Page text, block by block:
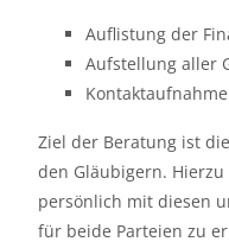
Auflistung der
Aufstellung aller
Ziel der Beratung ist
den Gläubigern.
persönlich mit diesen
für beide Parteien zu